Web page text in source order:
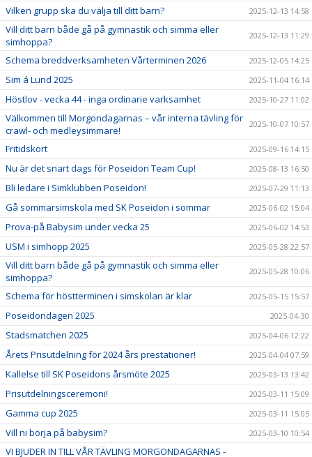
Vilken grupp ska du välja till ditt barn? 2025-12-13 14:58
Vill ditt barn både gå på gymnastik och simma eller
simhoppa?
2025-12-13 11:29
Schema breddverksamheten Vårterminen 2026 2025-12-05 14:25
Sim á Lund 2025 2025-11-04 16:14
Höstlov - vecka 44 - inga ordinarie varksamhet 2025-10-27 11:02
Välkommen till Morgondagarnas – vår interna tävling för
crawl- och medleysimmare!
2025-10-07 10:57
Fritidskort 2025-09-16 14:15
Nu är det snart dags för Poseidon Team Cup! 2025-08-13 16:50
Bli ledare i Simklubben Poseidon! 2025-07-29 11:13
Gå sommarsimskola med SK Poseidon i sommar 2025-06-02 15:04
Prova-på Babysim under vecka 25 2025-06-02 14:53
USM i simhopp 2025 2025-05-28 22:57
Vill ditt barn både gå på gymnastik och simma eller
simhoppa?
2025-05-28 10:06
Schema för höstterminen i simskolan är klar 2025-05-15 15:57
Poseidondagen 2025 2025-04-30
Stadsmatchen 2025 2025-04-06 12:22
Årets Prisutdelning för 2024 års prestationer! 2025-04-04 07:59
Kallelse till SK Poseidons årsmöte 2025 2025-03-13 13:42
Prisutdelningsceremoni! 2025-03-11 15:09
Gamma cup 2025 2025-03-11 15:05
Vill ni börja på babysim? 2025-03-10 10:54
VI BJUDER IN TILL VÅR TÄVLING MORGONDAGARNAS -